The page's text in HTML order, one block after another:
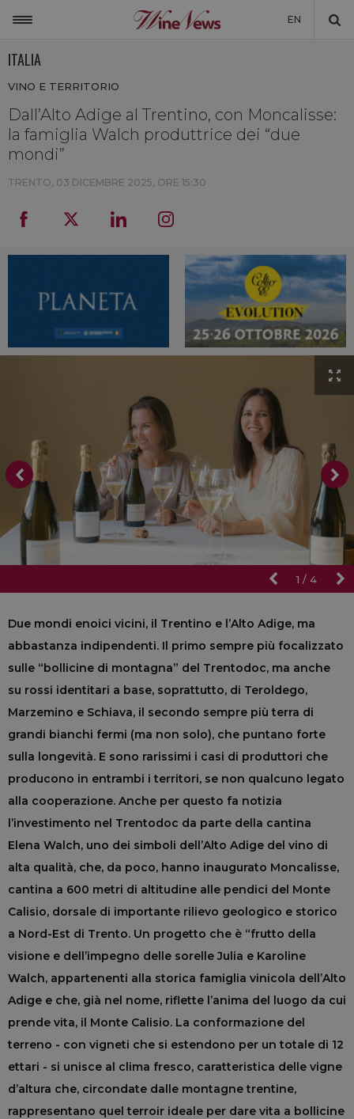
EN
NON SOLO VINO
LA CANTINA DI WINENEWS
DICONO DI NOI
ITALIA
VINO E TERRITORIO
Dall’Alto Adige al Trentino, con Moncalisse:
la famiglia Walch produttrice dei “due
mondi”
TRENTO, 03 DICEMBRE 2025, ORE 15:30
1 / 4
Due mondi enoici vicini, il Trentino e l’Alto Adige, ma
abbastanza indipendenti. Il primo sempre più focalizzato
sulle “bollicine di montagna” del Trentodoc, ma anche
su rossi identitari a base, soprattutto, di Teroldego,
Marzemino e Schiava, il secondo sempre più terra di
grandi bianchi fermi (ma non solo), che puntano forte
sulla longevità. E sono rarissimi i casi di produttori che
producono in entrambi i territori, se non qualcuno legato
alla cooperazione. Anche per questo fa notizia
l’investimento nel Trentodoc da parte della cantina
Elena Walch, uno dei simboli dell’Alto Adige del vino di
alta qualità, che, da poco, hanno inaugurato Moncalisse,
cantina a 600 metri di altitudine alle pendici del Monte
Calisio, dorsale di importante rilievo geologico e storico
a Nord-Est di Trento. Un progetto che è “frutto della
visione e dell’impegno delle sorelle Julia e Karoline
Walch, appartenenti alla storica famiglia vinicola dell’Alto
Adige e che, già nel nome, riflette l’anima del luogo da cui
prende vita, il Monte Calisio. La conformazione del
terreno - con vigneti che si estendono per un totale di 12
ettari - si unisce al clima fresco, caratteristica delle vigne
d’altura che, circondate dalle montagne trentine,
rappresentano quel terroir ideale per dare vita a bollicine